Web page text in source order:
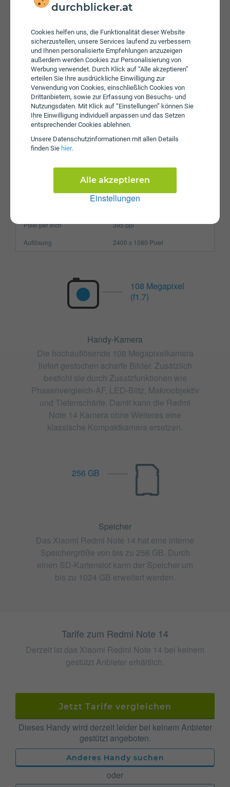
durchblicker.at
Cookies helfen uns, die Funktionalität dieser Website
sicherzustellen, unsere Services laufend zu verbessern
und Ihnen personalisierte Empfehlungen anzuzeigen
außerdem werden Cookies zur Personalisierung von
Werbung verwendet. Durch Klick auf “Alle akzeptieren”
erteilen Sie Ihre ausdrückliche Einwilligung zur
Verwendung von Cookies, einschließlich Cookies von
Drittanbietern, sowie zur Erfassung von Besuchs- und
Nutzungsdaten. Mit Klick auf “Einstellungen” können Sie
Ihre Einwilligung individuell anpassen und das Setzen
entsprechender Cookies ablehnen.
Unsere Daten­schutz­informationen mit allen Details
finden Sie hier.
Einstellungen
Alle akzeptieren
WLAN
a/b/g/n/ac
Gerät
Akku
5500 mAh
Speicherkarte
max. 1024 GB
Betriebssystem
Android 14
Prozessor
Octa-Core
Arbeitsspeicher
8 GB
SIM-Karte
Größe (H x B x T)
163.3 x 76.6 x 8.2 mm
Pixel per Inch
395 ppi
Auflösung
2400 x 1080 Pixel
108 Megapixel
(f1.7)
Handy-Kamera
Die hochauflösende 108 Megapixelkamera
liefert gestochen scharfe Bilder. Zusätzlich
besticht sie durch Zusatzfunktionen wie
Phasenvergleich-AF, LED-Blitz, Makroobjektiv
und Tiefenschärfe. Damit kann die Redmi
Note 14 Kamera ohne Weiteres eine
klassische Kompaktkamera ersetzen.
256 GB
Speicher
Das Xiaomi Redmi Note 14 hat eine interne
Speichergröße von bis zu 256 GB. Durch
einen SD-Kartenslot kann der Speicher um
bis zu 1024 GB erweitert werden.
Tarife zum Redmi Note 14
Derzeit ist das Xiaomi Redmi Note 14 bei keinem
gestützt Anbieter erhältlich.
Jetzt Tarife vergleichen
Dieses Handy wird derzeit leider bei keinem Anbieter
gestützt angeboten.
Anderes Handy suchen
oder